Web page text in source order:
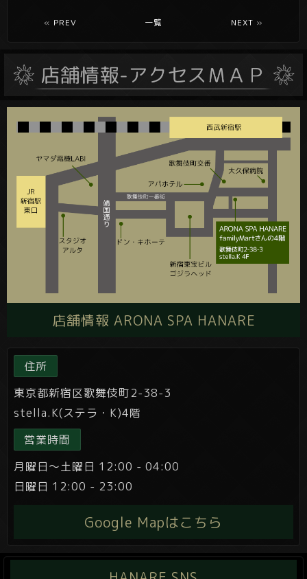
« PREV 一覧 NEXT »
店舗情報 ARONA SPA HANARE
住所
東京都新宿区歌舞伎町2-38-3
stella.K(ステラ・K)4階
営業時間
月曜日～土曜日 12:00 - 04:00
日曜日 12:00 - 23:00
Google Mapはこちら